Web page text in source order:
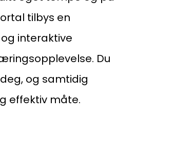
Organisasjonsnummer:
956 955 211
tilbys en
interaktive
Du
og samtidig
effektiv måte.